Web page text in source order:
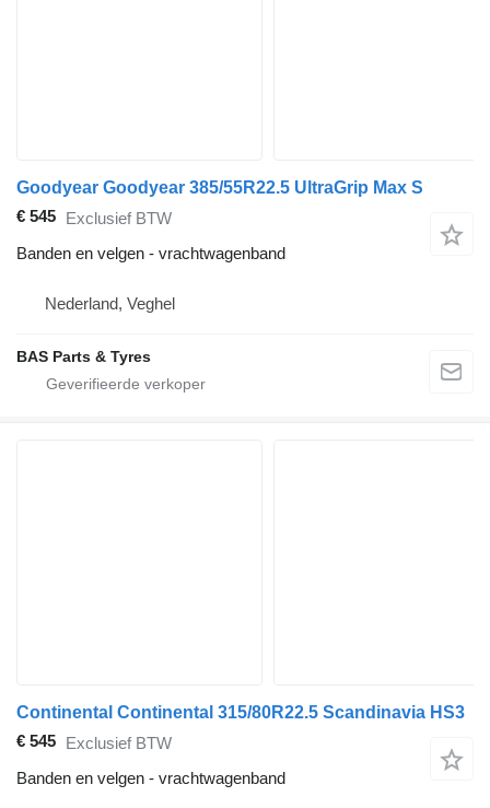
Goodyear Goodyear 385/55R22.5 UltraGrip Max S
€ 545 Exclusief BTW
Banden en velgen - vrachtwagenband
Nederland, Veghel
BAS Parts & Tyres
Continental Continental 315/80R22.5 Scandinavia HS3
€ 545 Exclusief BTW
Banden en velgen - vrachtwagenband